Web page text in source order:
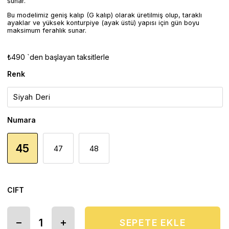
Bu modelimiz geniş kalıp (G kalıp) olarak üretilmiş olup, taraklı
ayaklar ve yüksek konturpiye (ayak üstü) yapısı için gün boyu
maksimum ferahlık sunar.
₺490 `den başlayan taksitlerle
Renk
Numara
45 47 48
CIFT